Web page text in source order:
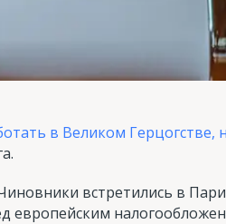
в Великом Герцогстве,
встретились в
европейским